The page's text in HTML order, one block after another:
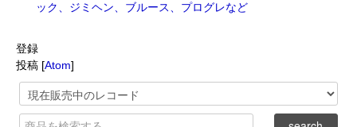
ック、ジミヘン、ブルース、プログレなど
登録
投稿 [Atom]